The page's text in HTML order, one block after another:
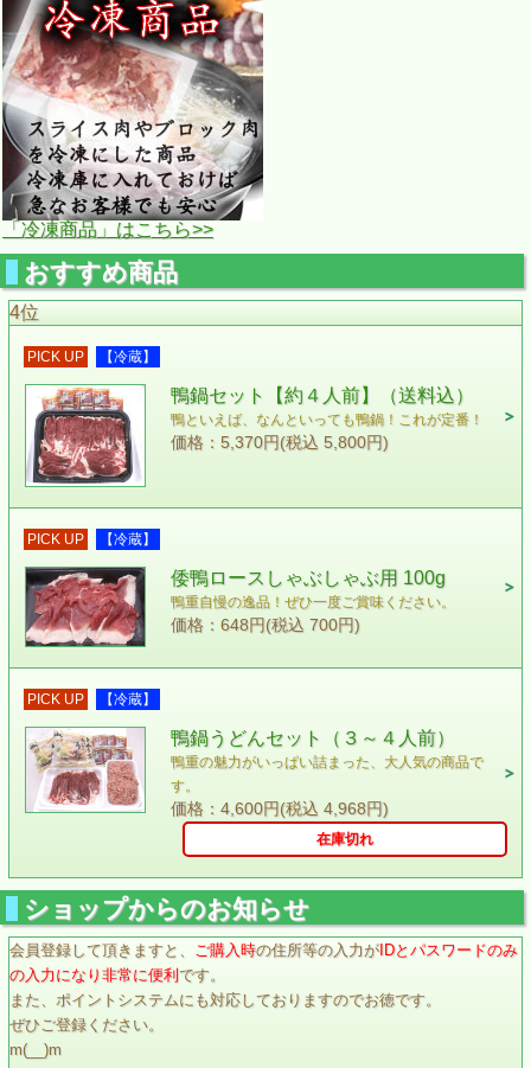
「冷凍商品」はこちら>>
おすすめ商品
4位
PICK UP 【冷蔵】
鴨鍋セット【約４人前】（送料込）
鴨といえば、なんといっても鴨鍋！これが定番！
価格：5,370円(税込 5,800円)
PICK UP 【冷蔵】
倭鴨ロースしゃぶしゃぶ用 100g
鴨重自慢の逸品！ぜひ一度ご賞味ください。
価格：648円(税込 700円)
PICK UP 【冷蔵】
鴨鍋うどんセット（３～４人前）
鴨重の魅力がいっぱい詰まった、大人気の商品で
す。
価格：4,600円(税込 4,968円)
在庫切れ
ショップからのお知らせ
会員登録して頂きますと、 ご購入時の住所等の入力がIDとパスワードのみ
の入力になり非常に便利 です。
また、ポイントシステムにも対応しておりますのでお徳です。
ぜひご登録ください。
m(__)m